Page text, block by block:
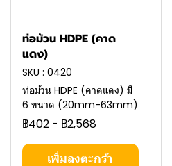
ท่อม้วน HDPE (คาด
แดง)
SKU : 0420
ท่อม้วน HDPE (คาดแดง) มี
6 ขนาด (20mm-63mm)
฿402 - ฿2,568
เพิ่มลงตะกร้า